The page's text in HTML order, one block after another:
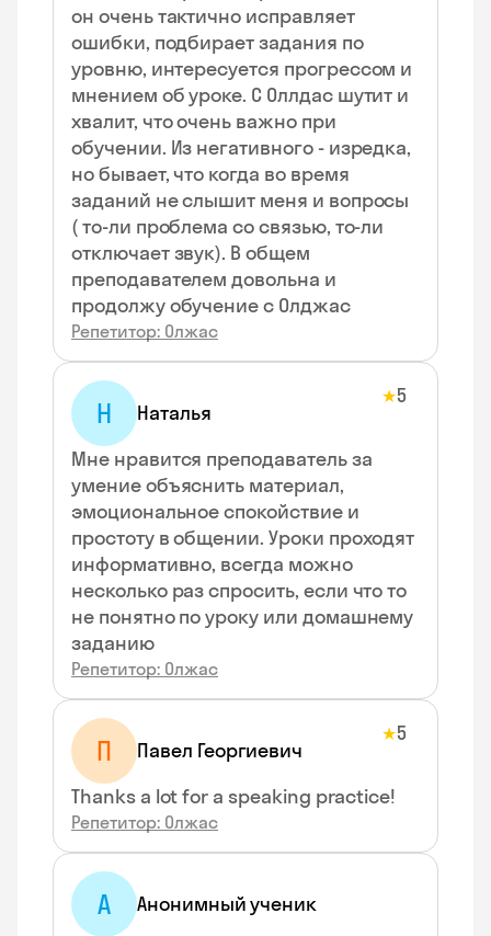
он очень тактично исправляет
ошибки, подбирает задания по
уровню, интересуется прогрессом и
мнением об уроке. С Оллдас шутит и
хвалит, что очень важно при
обучении. Из негативного - изредка,
но бывает, что когда во время
заданий не слышит меня и вопросы
( то-ли проблема со связью, то-ли
отключает звук). В общем
преподавателем довольна и
продолжу обучение с Олджас
Репетитор: Олжас
Н Наталья
★5
Мне нравится преподаватель за
умение объяснить материал,
эмоциональное спокойствие и
простоту в общении. Уроки проходят
информативно, всегда можно
несколько раз спросить, если что то
не понятно по уроку или домашнему
заданию
Репетитор: Олжас
П Павел Георгиевич
★5
Thanks a lot for a speaking practice!
Репетитор: Олжас
А
Анонимный ученик